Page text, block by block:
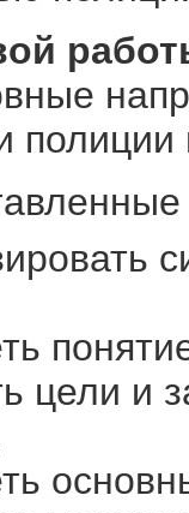
цели и